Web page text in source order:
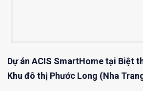
Dự án ACIS SmartHome tại Biệt
Khu đô thị Phước Long (Nha